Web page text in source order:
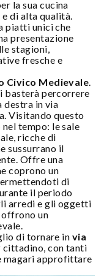
la sua cucina
di alta qualità.
piatti unici che
presentazione
stagioni,
fresche e
Civico Medievale.
basterà percorrere
destra in via
Visitando questo
tempo: le sale
ricche di
sussurrano il
Offre una
coprono un
di
il periodo
arredi e gli oggetti
offrono un
di tornare in via
cittadino, con tanti
magari approfittare